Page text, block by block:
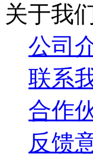
关于我
公司
联系
合作
反馈